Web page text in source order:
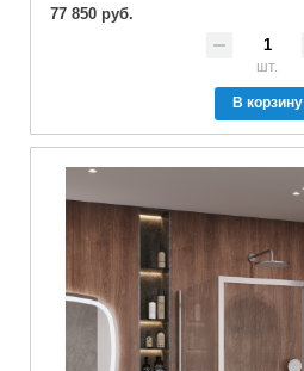
77 850 руб.
шт.
В корзину